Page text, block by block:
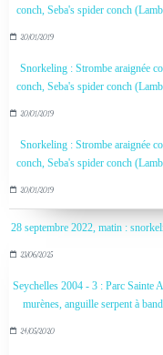
conch, Seba's spider conch
20/01/2019
Snorkeling : Strombe araignée
conch, Seba's spider conch
20/01/2019
Snorkeling : Strombe araignée
conch, Seba's spider conch
20/01/2019
28 septembre 2022, matin :
23/06/2025
Seychelles 2004 - 3 : Parc Sainte
murènes, anguille serpent à
24/05/2020